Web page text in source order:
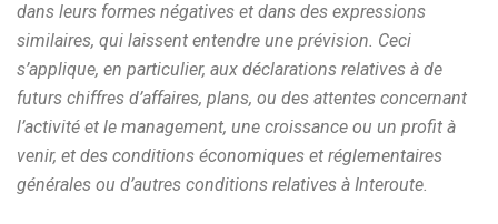
dans leurs formes négatives et dans des expressions
similaires, qui laissent entendre une prévision. Ceci
s’applique, en particulier, aux déclarations relatives à de
futurs chiffres d’affaires, plans, ou des attentes concernant
l’activité et le management, une croissance ou un profit à
venir, et des conditions économiques et réglementaires
générales ou d’autres conditions relatives à Interoute.